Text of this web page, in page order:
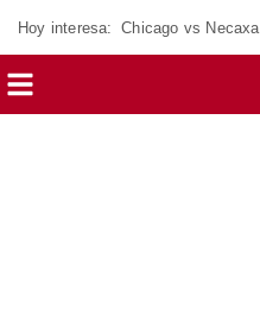
Hoy interesa: Chicago vs Necaxa